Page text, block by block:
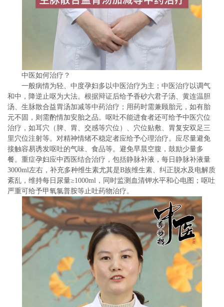
中医如何治疗？
一般病情为轻、中度孕妇多以中医治疗为主；中医治疗以调气
和中，降逆止呕为大法。根据辩证后给予香砂六君子汤、黄连温胆
汤、生脉散合益胃汤加减等中药治疗；用药时需兼顾胎元，如有胎
元不固，则需酌情加安胎之品。呕吐不能进食者还可给予中医穴位
治疗，如耳穴（脾、胃、交感等穴位）、穴位贴敷、胃复安双足三
里穴位注射等。对精神情绪不稳定者应给予心理治疗。应尽量避免
接触容易诱发呕吐的气味、食品等。避免早晨空腹，鼓励少量多
餐。重症孕妇应中西医结合治疗，包括静脉补液，每日静脉补液量
3000ml左右，补充多种维生素尤其是B族维生素、纠正脱水及电解质
紊乱，维持每日尿量≥1000ml，同时监测血清钾水平和心电图；呕吐
严重可给予甲氧氯普胺等止吐药物治疗。